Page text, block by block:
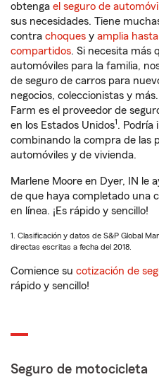
obtenga el seguro de
sus necesidades. Tiene
contra choques y amplia
compartidos. Si necesita más
automóviles para la familia,
de seguro de carros para
negocios, coleccionistas y
Farm es el proveedor de
en los Estados Unidos1. Podría
combinando la compra de las
automóviles y de vivienda.
Marlene Moore en Dyer, IN le
de que haya completado una
en línea. ¡Es rápido y sencillo!
1. Clasificación y datos de S&P Global
directas escritas a fecha del 2018.
Comience su cotización de
rápido y sencillo!
Seguro de motocicleta